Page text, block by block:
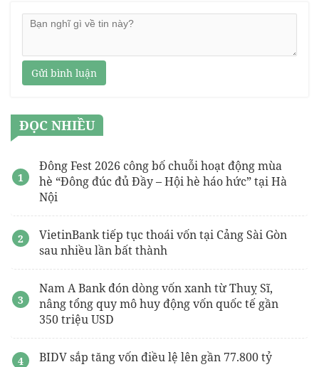
Gửi bình luận
ĐỌC NHIỀU
Đông Fest 2026 công bố chuỗi hoạt động mùa
hè “Đông đúc đủ Đầy – Hội hè háo hức” tại Hà
Nội
VietinBank tiếp tục thoái vốn tại Cảng Sài Gòn
sau nhiều lần bất thành
Nam A Bank đón dòng vốn xanh từ Thuỵ Sĩ,
nâng tổng quy mô huy động vốn quốc tế gần
350 triệu USD
BIDV sắp tăng vốn điều lệ lên gần 77.800 tỷ